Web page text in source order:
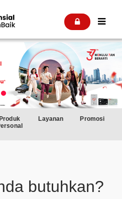
 
Layanan Promosi
butuhkan?